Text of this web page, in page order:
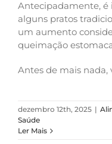
Antecipadamente,
alguns pratos
um aumento
queimação
Antes de mais nada,
dezembro 12th, 2025 |
Saúde
Ler Mais